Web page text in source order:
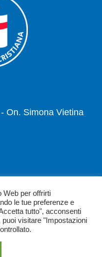
On. Simona Vietina
Romagna - Via Parioli 25-
Web per offrirti
le tue preferenze e
tutto", acconsenti
visitare "Impostazioni